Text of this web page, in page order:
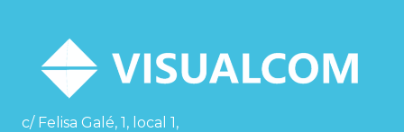
c/ Felisa Galé, 1, local 1,